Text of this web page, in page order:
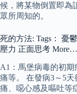
候，將某物倒置即為
眾所周知的。
死的方法: Tags： 憂
壓力 正面思考 More…
A1：馬堡病毒的初
痛等。 在發病3～5
痛、噁心感及嘔吐等